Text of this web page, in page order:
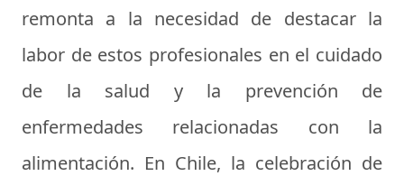
remonta a la necesidad de destacar la
labor de estos profesionales en el cuidado
de la salud y la prevención de
enfermedades relacionadas con la
alimentación. En Chile, la celebración de